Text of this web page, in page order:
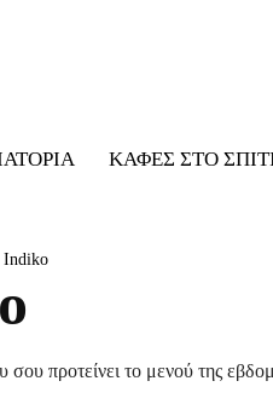
ΚΑΦΈΣ ΣΤΟ
Indiko
προτείνει το μενού της